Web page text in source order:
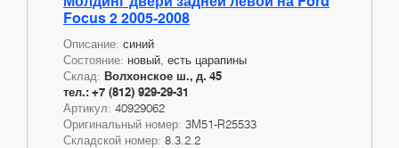
Focus 2 2005-2008
Описание: синий
Состояние: новый, есть царапины
Склад: Волхонское ш., д. 45
тел.: +7 (812) 929-29-31
Артикул: 40929062
Оригинальный номер: 3M51-R25533
Складской номер: 8.3.2.2